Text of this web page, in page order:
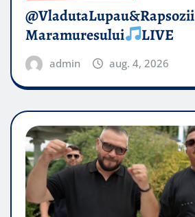
@VladutaLupau&Rapsozii
Maramuresului
LIVE
admin aug. 4, 2026